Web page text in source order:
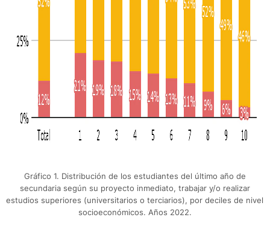
Gráfico 1. Distribución de los estudiantes del último año de
secundaria según su proyecto inmediato, trabajar y/o realizar
estudios superiores (universitarios o terciarios), por deciles de nivel
socioeconómicos. Años 2022.